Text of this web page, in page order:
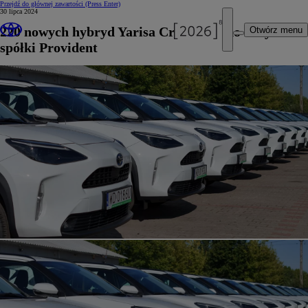
Przejdź do głównej zawartości (Press Enter)
Otwórz menu
30 lipca 2024
220 nowych hybryd Yarisa Cross trafi do floty
spółki Provident